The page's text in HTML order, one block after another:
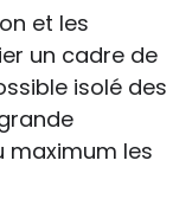
et les
un cadre de
isolé des
maximum les